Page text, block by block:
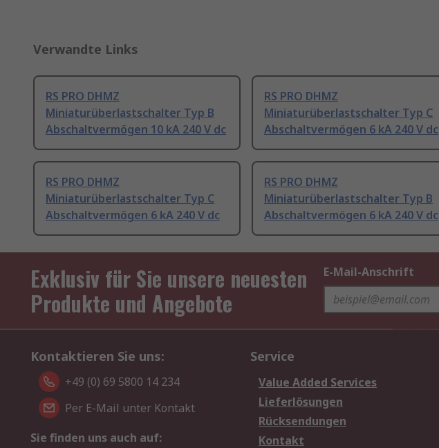
Verwandte Links
RS PRO DHMZ
Miniaturüberlastschalter Typ B
Abschaltvermögen 10 kA 240 V dc
RS PRO DHMZ
Miniaturüberlastschalter Typ C
Abschaltvermögen 6 kA 240 V dc
RS PRO DHMZ
Miniaturüberlastschalter Typ C
Abschaltvermögen 6 kA 240 V dc
RS PRO DHMZ
Miniaturüberlastschalter Typ B
Abschaltvermögen 6 kA 240 V dc
Exklusiv für Sie unsere neuesten
Produkte und Angebote
E-Mail-Anschrift
Kontaktieren Sie uns:
+49 (0) 69 5800 14 234
Per E-Mail unter Kontakt
Sie finden uns auch auf:
Service
Value Added Services
Lieferlösungen
Rücksendungen
Kontakt